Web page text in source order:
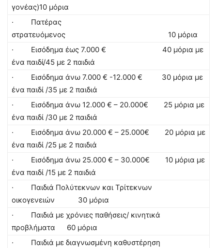
γονέας)10 μόρια
· Πατέρας
στρατευόμενος 10 μόρια
· Εισόδημα έως 7.000 € 40 μόρια με
ένα παιδί/45 με 2 παιδιά
· Εισόδημα άνω 7.000 € -12.000 € 30 μόρια με
ένα παιδί /35 με 2 παιδιά
· Εισόδημα άνω 12.000 € – 20.000€ 25 μόρια με
ένα παιδί /30 με 2 παιδιά
· Εισόδημα άνω 20.000 € – 25.000€ 20 μόρια με
ένα παιδί /25 με 2 παιδιά
· Εισόδημα άνω 25.000 € – 30.000€ 10 μόρια με
ένα παιδί /15 με 2 παιδιά
· Παιδιά Πολύτεκνων και Τρίτεκνων
οικογενειών 30 μόρια
· Παιδιά με χρόνιες παθήσεις/ κινητικά
προβλήματα 60 μόρια
· Παιδιά με διαγνωσμένη καθυστέρηση